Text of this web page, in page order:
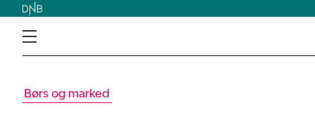
Børs og marked